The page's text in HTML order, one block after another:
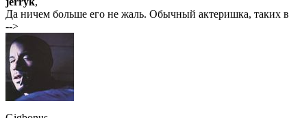
Да ничем больше его не жаль. Обычный актеришка, таких в
-->